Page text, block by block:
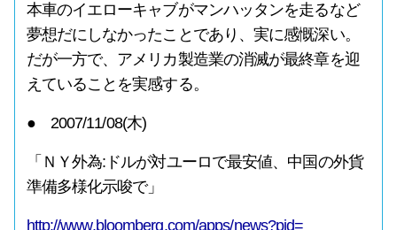
本車のイエローキャブがマンハッタンを走るなど
夢想だにしなかったことであり、実に感慨深い。
だが一方で、アメリカ製造業の消滅が最終章を迎
えていることを実感する。
● 2007/11/08(木)
「ＮＹ外為:ドルが対ユーロで最安値、中国の外貨
準備多様化示唆で」
http://www.bloomberg.com/apps/news?pid=